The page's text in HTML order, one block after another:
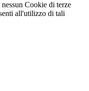
Cookie di terze
all'utilizzo di tali